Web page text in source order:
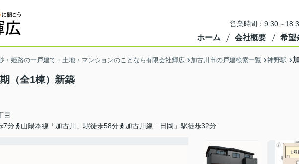
営業時間：9:30～
ホーム 会社概要 希望
・姫路の一戸建て・土地・マンションのことなら有限会社輝広 加古川市の戸建検索一覧 神野駅
（全1棟）新築
目
7分
山陽本線「加古川」駅徒歩58分 加古川線「日岡」駅徒歩32分